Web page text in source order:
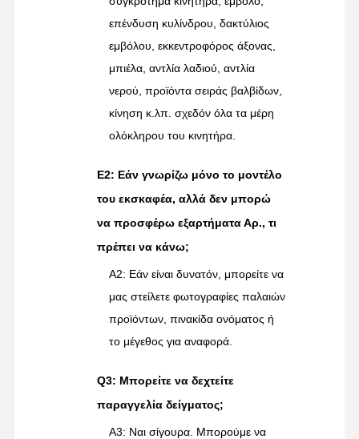
επένδυση κυλίνδρου, δακτύλιος
εμβόλου, εκκεντροφόρος άξονας,
μπιέλα, αντλία λαδιού, αντλία
νερού, προϊόντα σειράς βαλβίδων,
κίνηση κ.λπ. σχεδόν όλα τα μέρη
ολόκληρου του κινητήρα.
Ε2: Εάν γνωρίζω μόνο το μοντέλο
του εκσκαφέα, αλλά δεν μπορώ
να προσφέρω εξαρτήματα Αρ., τι
πρέπει να κάνω;
A2: Εάν είναι δυνατόν, μπορείτε να
μας στείλετε φωτογραφίες παλαιών
προϊόντων, πινακίδα ονόματος ή
το μέγεθος για αναφορά.
Q3: Μπορείτε να δεχτείτε
παραγγελία δείγματος;
Α3: Ναι σίγουρα. Μπορούμε να